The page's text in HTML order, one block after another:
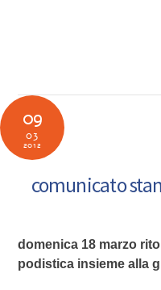
09
03
2012
comunicato
domenica 18 marzo
podistica insieme alla